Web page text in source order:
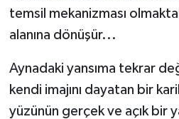
temsil mekanizması
alanına dönüşür...
Aynadaki yansıma tekrar
kendi imajını dayatan bir
yüzünün gerçek ve açık bir